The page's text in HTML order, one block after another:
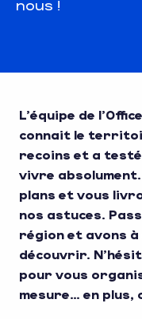
nous !
L’équipe de
connait le
recoins et a testé
vivre absolument.
plans et vous
nos astuces.
région et avons
découvrir.
pour vous
mesure… en plus,